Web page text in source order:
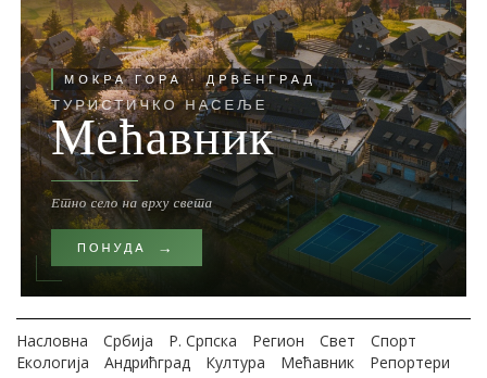
Насловна Србија Р. Српска Регион Свет
Спорт
Екологија
Андрићград Култура Мећавник Репортери